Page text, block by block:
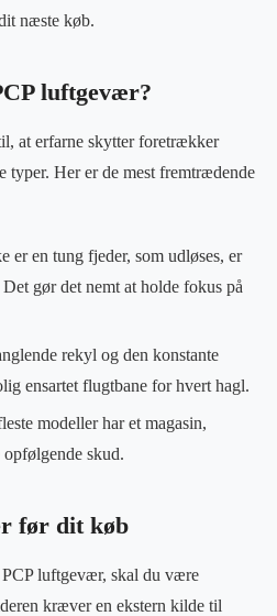
næste køb.
luftgevær?
at erfarne skytter foretrækker
typer. Her er de mest fremtrædende
er en tung fjeder, som udløses, er
gør det nemt at holde fokus på
rekyl og den konstante
ensartet flugtbane for hvert hagl.
modeller har et magasin,
skud.
før dit køb
luftgevær, skal du være
kræver en ekstern kilde til